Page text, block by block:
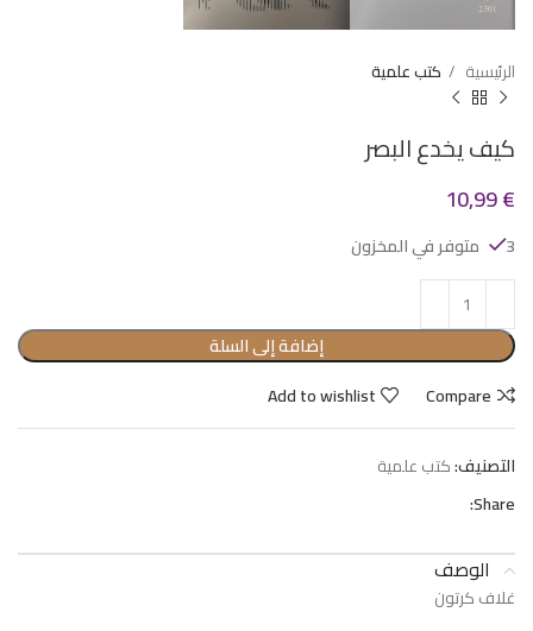
الرئيسية كتب علمية
كيف يخدع البصر
10,99€
3 متوفر في المخزون
إضافة إلى السلة
Compare
Add to wishlist
التصنيف:كتب علمية
Share:
الوصف
غلاف كرتون